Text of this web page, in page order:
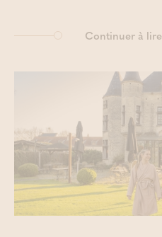
Continuer à lire